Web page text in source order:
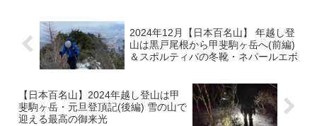
2024年12月【日本百名山】 年越し登
山は黒戸尾根から甲斐駒ヶ岳へ(前編)
＆スポルティバの冬靴・ネパールエボ
【日本百名山】2024年越し登山は甲
斐駒ヶ岳・元旦登頂記(後編) 雪の山で
迎える最高の御来光